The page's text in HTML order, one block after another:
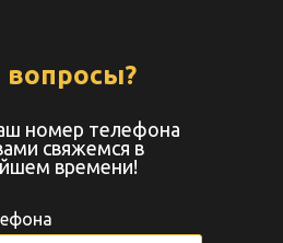
вопросы?
номер телефона
свяжемся в
времени!